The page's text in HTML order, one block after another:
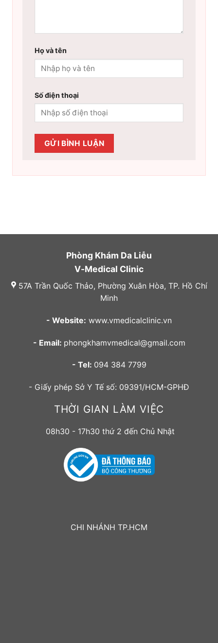
Họ và tên
Số điện thoại
Phòng Khám Da Liễu
V-Medical Clinic
57A Trần Quốc Thảo, Phường Xuân Hòa, TP. Hồ Chí
Minh
- Website: www.vmedicalclinic.vn
- Email: phongkhamvmedical@gmail.com
- Tel: 094 384 7799
- Giấy phép Sở Y Tế số: 09391/HCM-GPHĐ
THỜI GIAN LÀM VIỆC
08h30 - 17h30 thứ 2 đến Chủ Nhật
CHI NHÁNH TP.HCM